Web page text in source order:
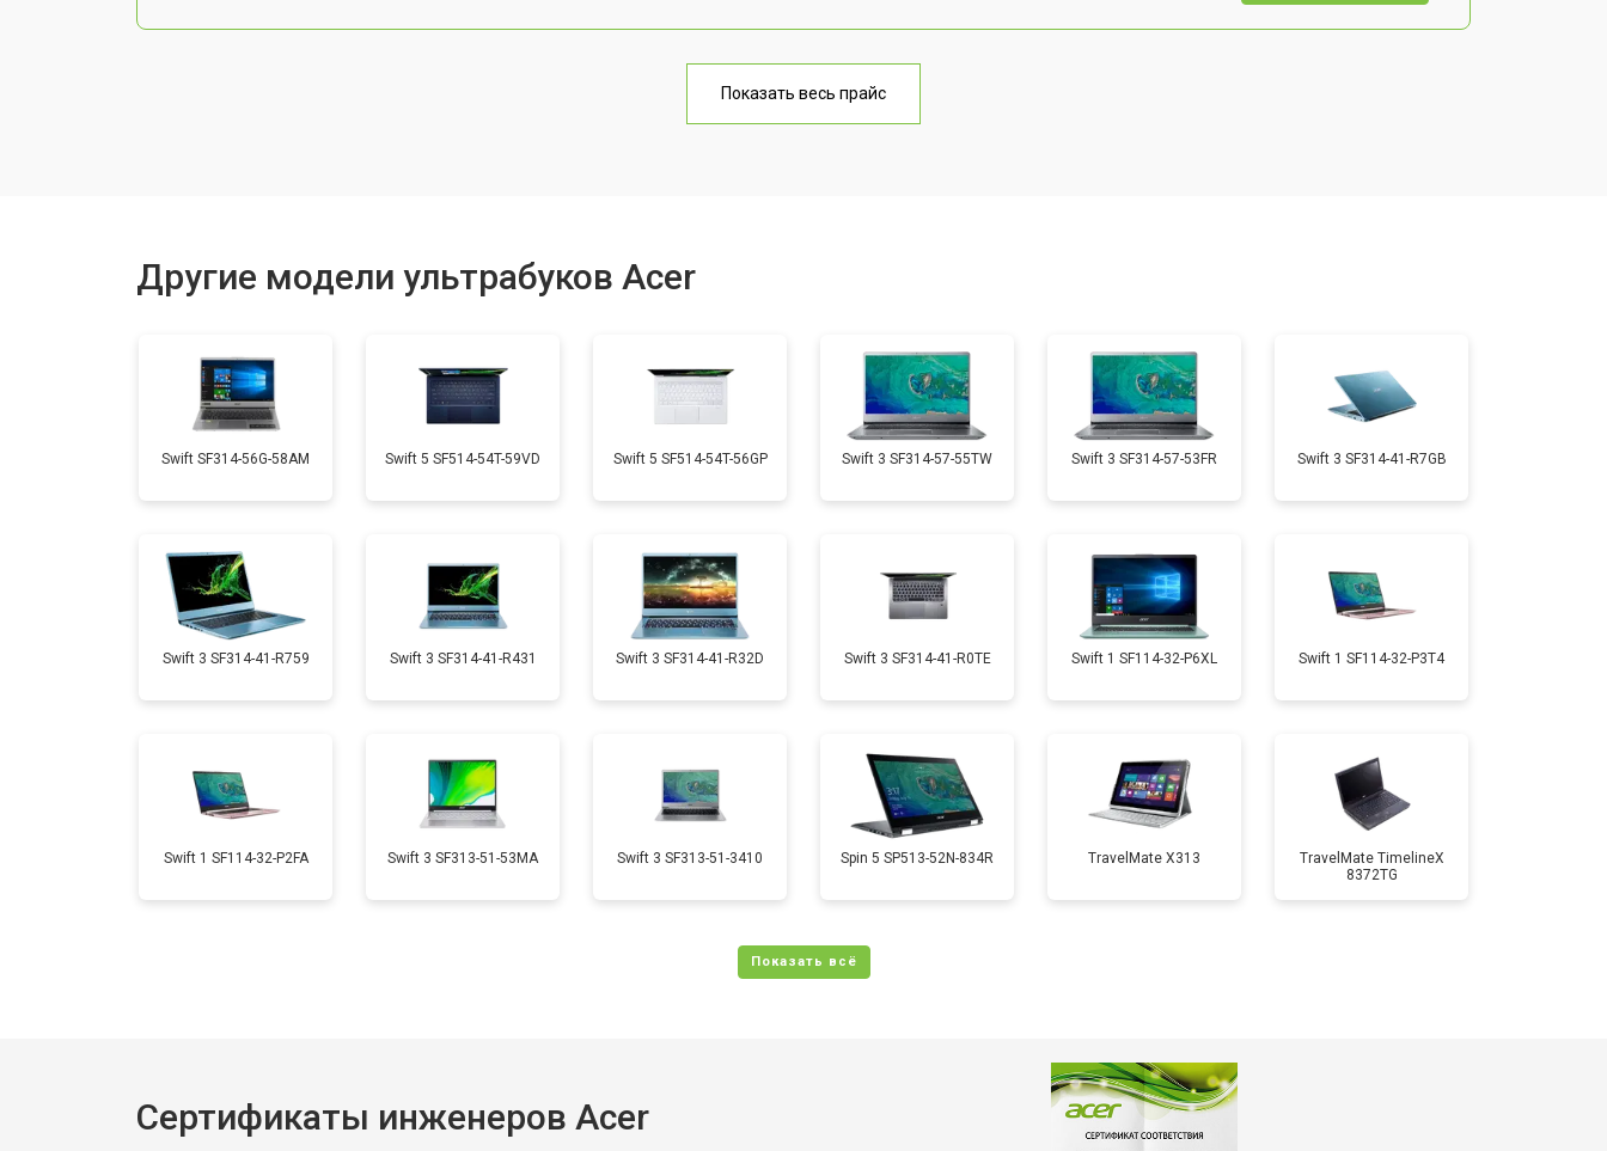
от 70 мин
Установка видеокарты от 60 мин от 1350 ₽ Заказать
Замена микрофона от 1950 ₽
Замена кулера от 50 мин от 1950 ₽ Заказать
Замена HDMI порта от 50 мин от 1750 ₽ Заказать
Замена матрицы от 110 мин от 3950 ₽ Заказать
от 60 мин
от 1450 ₽
Показать весь прайс
Другие модели ультрабуков Acer
Swift SF314-56G-58AM Swift 5 SF514-54T-59VD Swift 5 SF514-54T-56GP Swift 3 SF314-57-55TW Swift 3 SF314-57-53FR Swift 3 SF314-41-R7GB
Swift 3 SF314-41-R759 Swift 3 SF314-41-R431 Swift 3 SF314-41-R32D Swift 3 SF314-41-R0TE Swift 1 SF114-32-P6XL Swift 1 SF114-32-P3T4
Swift 1 SF114-32-P2FA Swift 3 SF313-51-53MA Swift 3 SF313-51-3410 Spin 5 SP513-52N-834R TravelMate X313
TravelMate TimelineX
8372TG
Сертификаты инженеров Acer